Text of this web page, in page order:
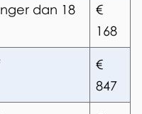
dan 18
€
168
€
847